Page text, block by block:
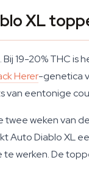
XL
19-20% THC
Herer-genetica
van eentonige
weken van
Auto Diablo XL
werken. De